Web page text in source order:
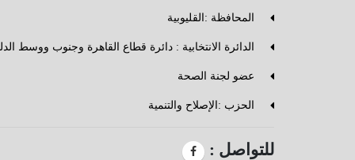
المحافظة :القليوبية
الدائرة الانتخابية : دائرة قطاع القاهرة وجنوب ووسط
عضو لجنة الصحة
الحزب :الإصلاح والتنمية
للتواصل :